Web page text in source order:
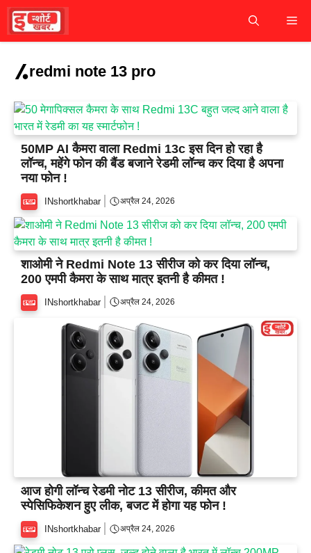
Skip
content
redmi note 13 pro
50MP AI कैमरा वाला Redmi 13c इस दिन हो रहा है
लॉन्च, महेंगे फोन की बैंड बजाने रेडमी लॉन्च कर दिया है अपना
नया फोन !
INshortkhabar अप्रैल 24, 2026
शाओमी ने Redmi Note 13 सीरीज को कर दिया लॉन्च,
200 एमपी कैमरा के साथ मात्र इतनी है कीमत !
INshortkhabar अप्रैल 24, 2026
आज होगी लॉन्च रेडमी नोट 13 सीरीज, कीमत और
स्पेसिफिकेशन हुए लीक, बजट में होगा यह फोन !
INshortkhabar अप्रैल 24, 2026